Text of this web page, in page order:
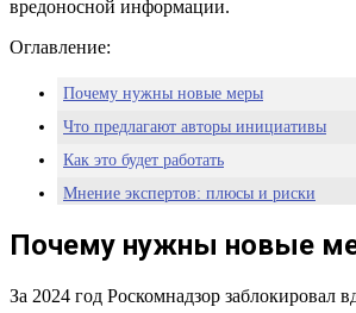
вредоносной информации.
Оглавление:
Почему нужны новые меры
Что предлагают авторы инициативы
Как это будет работать
Мнение экспертов: плюсы и риски
Почему нужны новые
За 2024 год Роскомнадзор заблокировал